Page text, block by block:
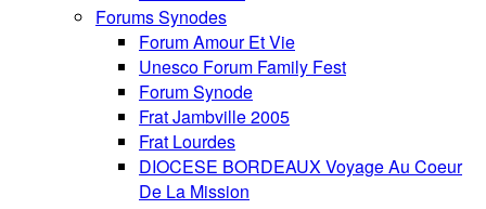
Forums Synodes
Forum Amour Et Vie
Unesco Forum Family Fest
Forum Synode
Frat Jambville 2005
Frat Lourdes
DIOCESE BORDEAUX Voyage Au Coeur
De La Mission